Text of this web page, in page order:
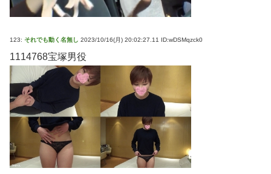
123: それでも動く名無し 2023/10/16(月) 20:02:27.11 ID:wDSMqzck0
1114768宝塚男役